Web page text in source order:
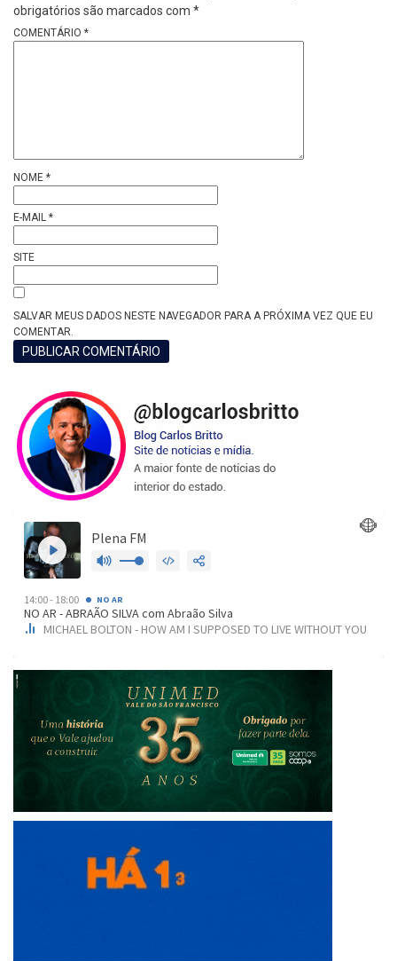
obrigatórios são marcados com *
COMENTÁRIO *
NOME *
E-MAIL *
SITE
SALVAR MEUS DADOS NESTE NAVEGADOR PARA A PRÓXIMA VEZ QUE EU
COMENTAR.